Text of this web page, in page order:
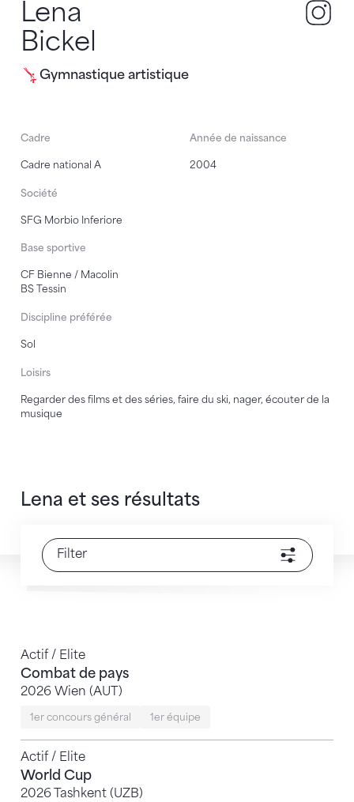
Lena
Bickel
Gymnastique artistique
Cadre
Cadre national A
Année de naissance
2004
Société
SFG Morbio Inferiore
Base sportive
CF Bienne / Macolin
BS Tessin
Discipline préférée
Sol
Loisirs
Regarder des films et des séries, faire du ski, nager, écouter de la
musique
Lena et ses résultats
Filter
Actif / Elite
Combat de pays
2026 Wien (AUT)
1er concours général 1er équipe
Actif / Elite
World Cup
2026 Tashkent (UZB)